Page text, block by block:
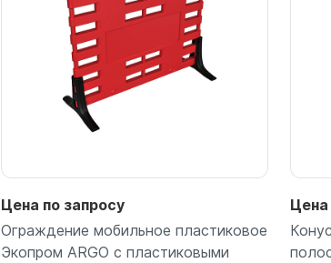
Цена по запросу
Ограждение мобильное пластиковое
Экопром ARGO с пластиковыми
Цена